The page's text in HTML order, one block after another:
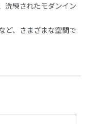
洗練されたモダンイン
ど、さまざまな空間で